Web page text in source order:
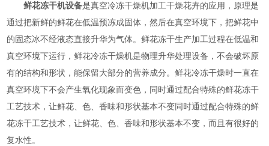
鲜花冻干机设备是真空冷冻干燥机加工干燥花卉的应用，原理是
通过把新鲜的鲜花在低温预冻成固体，然后在真空环境下，把鲜花中
的固态冰不经液态直接升华为气体。鲜花冻干生产加工过程在低温和
真空环境下运行，鲜花冷冻干燥机是物理升华处理设备，不会破坏原
有的结构和形状，能保留大部分的营养成分。鲜花冷冻干燥时一直在
真空环境下不会产生氧化现象而变色，同时通过配合特殊的鲜花冻干
工艺技术，让鲜花、色、香味和形状基本不变同时通过配合特殊的鲜
花冻干工艺技术，让鲜花、色、香味和形状基本不变，而且有很好的
复水性。